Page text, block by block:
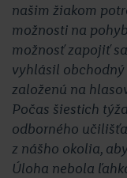
našim žiakom
možnosti na
možnosť zapojiť
vyhlásil
založenú na
Počas šiestich
odborného
z nášho okolia,
Úloha nebola